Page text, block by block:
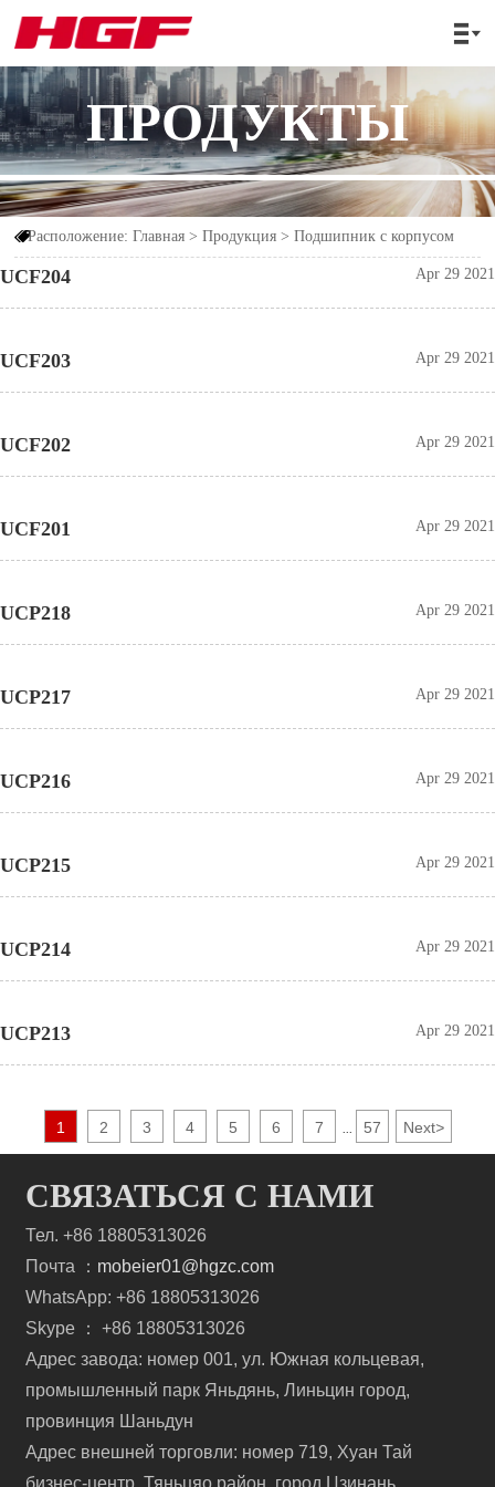

ПРОДУКТЫ
Расположение:Главная >Продукция >Подшипник с корпусом
UCF204 Apr 29 2021
UCF203 Apr 29 2021
UCF202 Apr 29 2021
UCF201 Apr 29 2021
UCP218 Apr 29 2021
UCP217 Apr 29 2021
UCP216 Apr 29 2021
UCP215 Apr 29 2021
UCP214 Apr 29 2021
UCP213 Apr 29 2021
1 2 3 4 5 6 7 57 Next>
СВЯЗАТЬСЯ С НАМИ
Тел. +86 18805313026
Почта ： mobeier01@hgzc.com
WhatsApp: +86 18805313026
Skype ： +86 18805313026
Адрес завода: номер 001, ул. Южная кольцевая,
промышленный парк Яньдянь, Линьцин город,
провинция Шаньдун
Адрес внешней торговли: номер 719, Хуан Тай